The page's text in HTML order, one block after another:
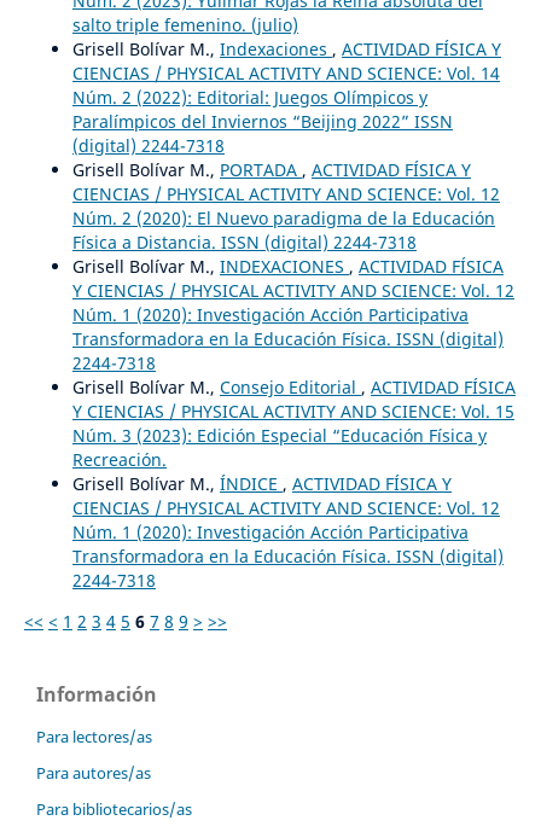
salto triple femenino. (julio)
Grisell Bolívar M., Indexaciones , ACTIVIDAD FÍSICA Y
CIENCIAS / PHYSICAL ACTIVITY AND SCIENCE: Vol. 14
Núm. 2 (2022): Editorial: Juegos Olímpicos y
Paralímpicos del Inviernos “Beijing 2022” ISSN
(digital) 2244-7318
Grisell Bolívar M., PORTADA , ACTIVIDAD FÍSICA Y
CIENCIAS / PHYSICAL ACTIVITY AND SCIENCE: Vol. 12
Núm. 2 (2020): El Nuevo paradigma de la Educación
Física a Distancia. ISSN (digital) 2244-7318
Grisell Bolívar M., INDEXACIONES , ACTIVIDAD FÍSICA
Y CIENCIAS / PHYSICAL ACTIVITY AND SCIENCE: Vol. 12
Núm. 1 (2020): Investigación Acción Participativa
Transformadora en la Educación Física. ISSN (digital)
2244-7318
Grisell Bolívar M., Consejo Editorial , ACTIVIDAD FÍSICA
Y CIENCIAS / PHYSICAL ACTIVITY AND SCIENCE: Vol. 15
Núm. 3 (2023): Edición Especial “Educación Física y
Recreación.
Grisell Bolívar M., ÍNDICE , ACTIVIDAD FÍSICA Y
CIENCIAS / PHYSICAL ACTIVITY AND SCIENCE: Vol. 12
Núm. 1 (2020): Investigación Acción Participativa
Transformadora en la Educación Física. ISSN (digital)
2244-7318
<< < 1 2 3 4 5 6 7 8 9 > >>
Información
Para lectores/as
Para autores/as
Para bibliotecarios/as